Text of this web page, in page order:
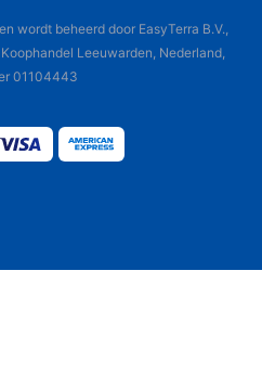
wordt beheerd door EasyTerra B.V.,
Leeuwarden, Nederland,
01104443